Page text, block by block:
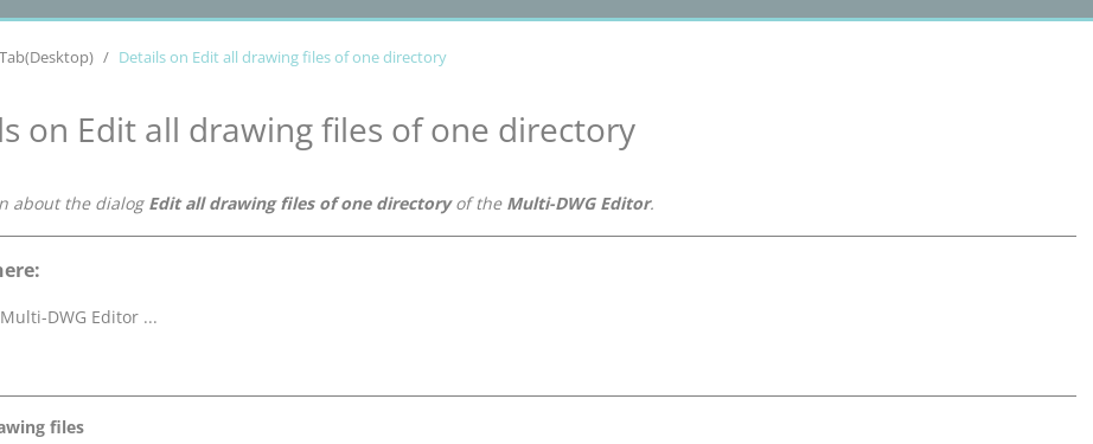
Details on Edit all drawing files of one directory
on Edit all drawing files of one directory
about the dialog Edit all drawing files of one directoryof the Multi-DWG Editor.
Multi-DWG Editor ...
files